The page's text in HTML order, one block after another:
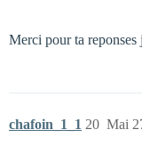
Merci pour ta reponses
chafoin_1_1 Mai
20